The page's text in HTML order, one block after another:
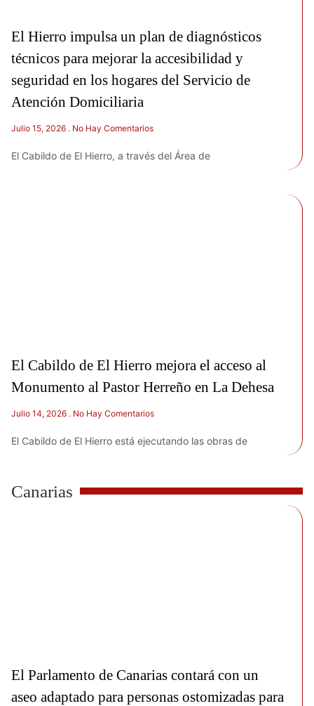
El Hierro impulsa un plan de diagnósticos
técnicos para mejorar la accesibilidad y
seguridad en los hogares del Servicio de
Atención Domiciliaria
Julio 15, 2026 No Hay Comentarios
El Cabildo de El Hierro, a través del Área de
El Cabildo de El Hierro mejora el acceso al
Monumento al Pastor Herreño en La Dehesa
Julio 14, 2026 No Hay Comentarios
El Cabildo de El Hierro está ejecutando las obras de
Canarias
El Parlamento de Canarias contará con un
aseo adaptado para personas ostomizadas para